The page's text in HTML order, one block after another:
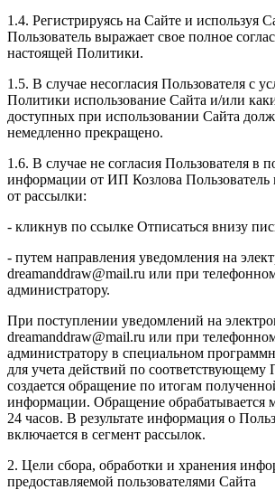
1.4. Регистрируясь на Сайте и используя
Пользователь выражает свое полное
настоящей Политики.
1.5. В случае несогласия Пользователя с
Политики использование Сайта и/или
доступных при использовании Сайта
немедленно прекращено.
1.6. В случае не согласия Пользователя в
информации от ИП Козлова Пользователь
от рассылки:
- кликнув по ссылке Отписаться внизу
- путем направления уведомления на
dreamanddraw@mail.ru или при
администратору.
При поступлении уведомлений на
dreamanddraw@mail.ru или при
администратору в специальном
для учета действий по соответствующему
создается обращение по итогам
информации. Обращение обрабатывается
24 часов. В результате информация о
включается в сегмент рассылок.
2. Цели сбора, обработки и хранения
предоставляемой пользователями Сайта